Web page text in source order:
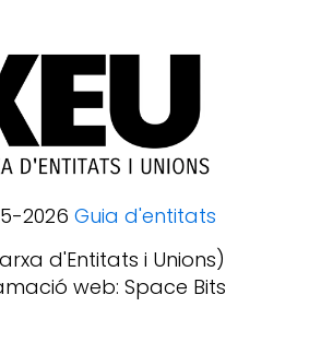
2026 Guia d'entitats
d'Entitats i Unions)
web: Space Bits